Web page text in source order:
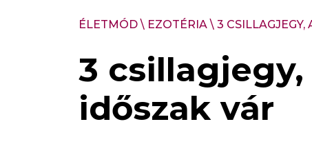
ÉLETMÓD\ EZOTÉRIA\ 3
3
időszak vár